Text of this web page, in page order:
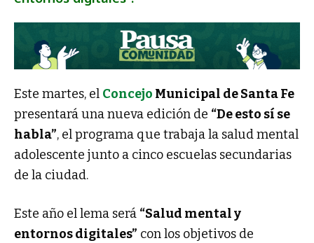
Este martes, el Concejo Municipal de Santa Fe
presentará una nueva edición de “De esto sí se
habla”, el programa que trabaja la salud mental
adolescente junto a cinco escuelas secundarias
de la ciudad.
Este año el lema será “Salud mental y
entornos digitales” con los objetivos de